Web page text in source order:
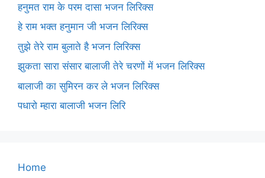
हनुमत राम के परम दासा भजन लिरिक्स
हे राम भक्त हनुमान जी भजन लिरिक्स
तुझे तेरे राम बुलाते है भजन लिरिक्स
झुकता सारा संसार बालाजी तेरे चरणों में भजन लिरिक्स
बालाजी का सुमिरन कर ले भजन लिरिक्स
पधारो म्हारा बालाजी भजन लिरि
Home